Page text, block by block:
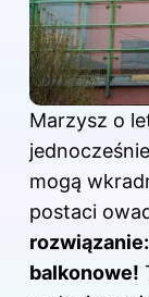
Marzysz o
mogą
postaci
balkonowe!